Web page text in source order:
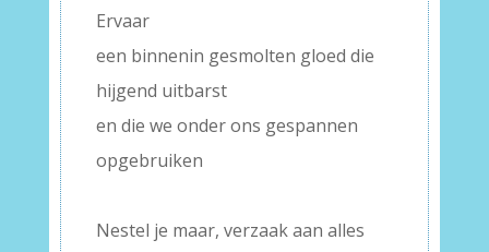
Ervaar
een binnenin gesmolten gloed die
hijgend uitbarst
en die we onder ons gespannen
opgebruiken
Nestel je maar, verzaak aan alles